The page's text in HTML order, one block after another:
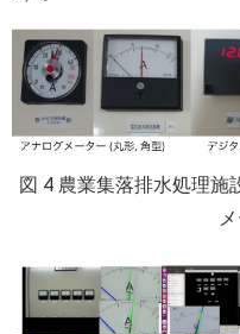
図 4 農業集落排水処理施